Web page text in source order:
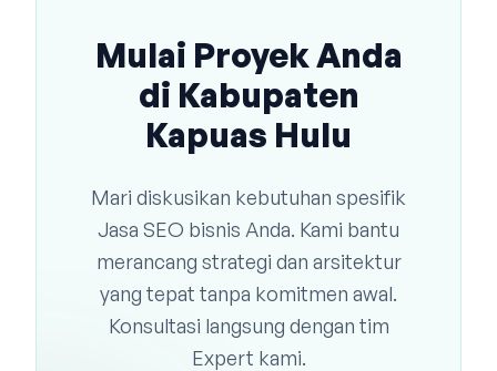
Mulai Proyek Anda
di Kabupaten
Kapuas Hulu
Mari diskusikan kebutuhan spesifik
Jasa SEO bisnis Anda. Kami bantu
merancang strategi dan arsitektur
yang tepat tanpa komitmen awal.
Konsultasi langsung dengan tim
Expert kami.